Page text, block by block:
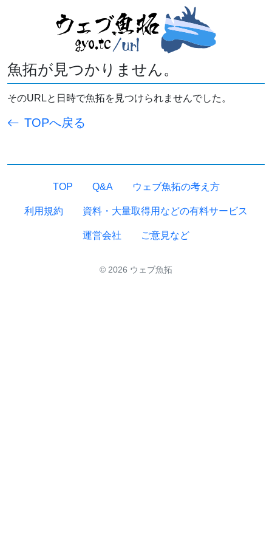
魚拓が見つかりません。
そのURLと日時で魚拓を見つけられませんでした。
TOPへ戻る
TOP Q&A ウェブ魚拓の考え方
利用規約 資料・大量取得用などの有料サービス
運営会社 ご意見など
© 2026 ウェブ魚拓